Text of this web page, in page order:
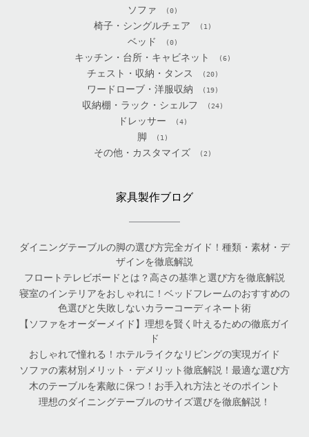
ソファ (0)
椅子・シングルチェア (1)
ベッド (0)
キッチン・台所・キャビネット (6)
チェスト・収納・タンス (20)
ワードローブ・洋服収納 (19)
収納棚・ラック・シェルフ (24)
ドレッサー (4)
脚 (1)
その他・カスタマイズ (2)
家具製作ブログ
ダイニングテーブルの脚の選び方完全ガイド！種類・素材・デ
ザインを徹底解説
フロートテレビボードとは？高さの基準と選び方を徹底解説
寝室のインテリアをおしゃれに！ベッドフレームのおすすめの
色選びと失敗しないカラーコーディネート術
【ソファをオーダーメイド】理想を賢く叶えるための徹底ガイ
ド
おしゃれで憧れる！ホテルライクなリビングの実現ガイド
ソファの素材別メリット・デメリット徹底解説！最適な選び方
木のテーブルを素敵に保つ！お手入れ方法とそのポイント
理想のダイニングテーブルのサイズ選びを徹底解説！